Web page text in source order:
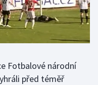
Fotbalové národní
před téměř